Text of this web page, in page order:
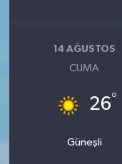
14 AĞUSTOS
CUMA
26°
Güneşli